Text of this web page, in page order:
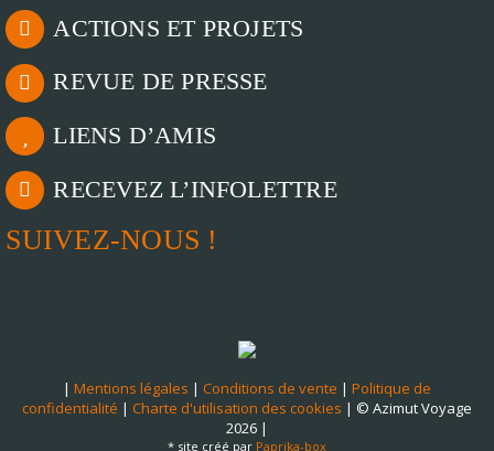
ACTIONS ET PROJETS
REVUE DE PRESSE
LIENS D’AMIS
RECEVEZ L’INFOLETTRE
SUIVEZ-NOUS !
| Mentions légales | Conditions de vente | Politique de
confidentialité | Charte d'utilisation des cookies | © Azimut Voyage
2026 |
* site créé par Paprika-box